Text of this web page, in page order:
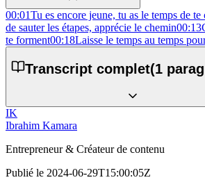
00:01Tu es encore jeune, tu as le temps de te
de sauter les étapes, apprécie le chemin00:13
te forment00:18Laisse le temps au temps
Transcript complet(1
IK
Ibrahim Kamara
Entrepreneur & Créateur de contenu
Publié le 2024-06-29T15:00:05Z